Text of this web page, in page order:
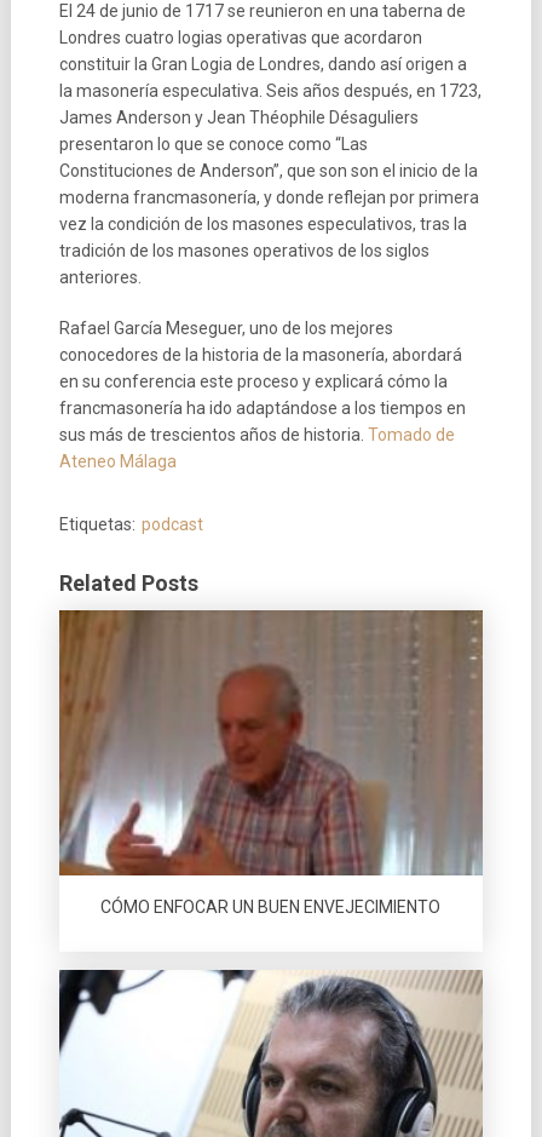
El 24 de junio de 1717 se reunieron en una taberna de
Londres cuatro logias operativas que acordaron
constituir la Gran Logia de Londres, dando así origen a
la masonería especulativa. Seis años después, en 1723,
James Anderson y Jean Théophile Désaguliers
presentaron lo que se conoce como “Las
Constituciones de Anderson”, que son son el inicio de la
moderna francmasonería, y donde reflejan por primera
vez la condición de los masones especulativos, tras la
tradición de los masones operativos de los siglos
anteriores.
Rafael García Meseguer, uno de los mejores
conocedores de la historia de la masonería, abordará
en su conferencia este proceso y explicará cómo la
francmasonería ha ido adaptándose a los tiempos en
sus más de trescientos años de historia. Tomado de
Ateneo Málaga
Etiquetas: podcast
Related Posts
CÓMO ENFOCAR UN BUEN ENVEJECIMIENTO